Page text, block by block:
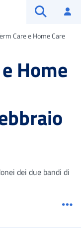
Care e Home Care
Home
dei due bandi di